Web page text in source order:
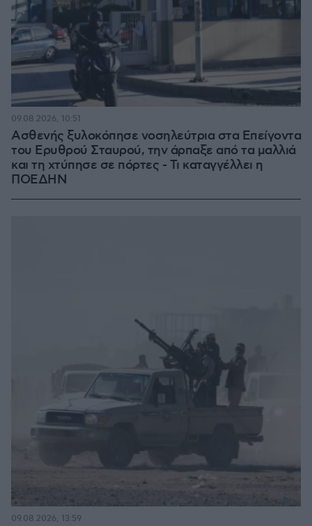
Ασθενής ξυλοκόπησε νοσηλεύτρια στα Επείγοντα
του Ερυθρού Σταυρού, την άρπαξε από τα μαλλιά
και τη χτύπησε σε πόρτες - Τι καταγγέλλει η
ΠΟΕΔΗΝ
09.08.2026, 10:51
09.08.2026, 13:59